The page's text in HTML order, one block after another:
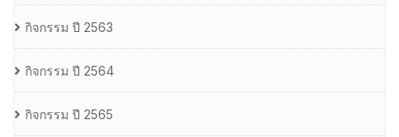
กิจกรรม ปี 2563
กิจกรรม ปี 2564
กิจกรรม ปี 2565